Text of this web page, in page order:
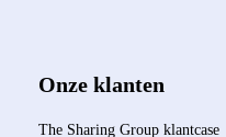
Onze klanten
The Sharing Group klantcase